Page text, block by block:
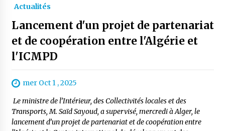
Actualités
Lancement d'un projet de partenariat
et de coopération entre l'Algérie et
l'ICMPD
mer Oct 1 , 2025
Le ministre de l’Intérieur, des Collectivités locales et des
Transports, M. Saïd Sayoud, a supervisé, mercredi à Alger, le
lancement d’un projet de partenariat et de coopération entre